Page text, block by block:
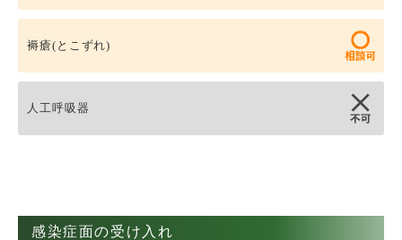
褥瘡(とこずれ)
人工呼吸器
感染症面の受け入れ